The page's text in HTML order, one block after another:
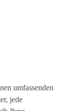
umfassenden
jede